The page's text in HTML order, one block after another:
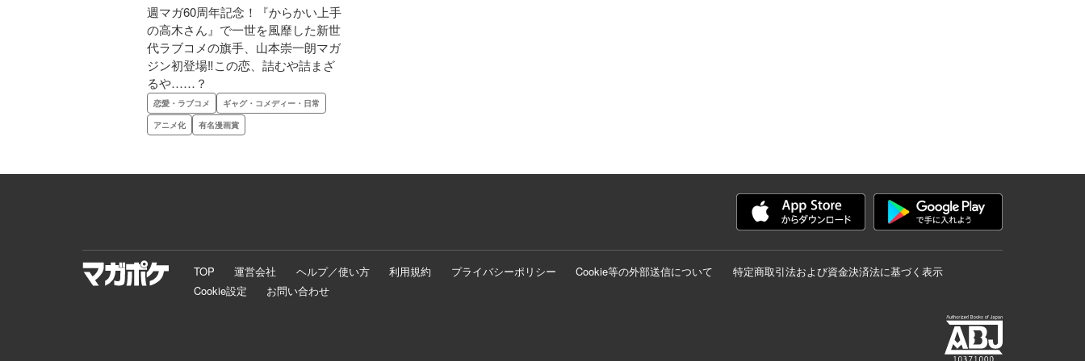
週マガ60周年記念！『からかい上手
の高木さん』で一世を風靡した新世
代ラブコメの旗手、山本崇一朗マガ
ジン初登場‼この恋、詰むや詰まざ
るや……？
恋愛・ラブコメ
ギャグ・コメディー・日常
アニメ化
有名漫画賞
TOP 運営会社 ヘルプ／使い方 利用規約 プライバシーポリシー Cookie等の外部送信について
特定商取引法および資金決済法に基づく表示
Cookie設定
お問い合わせ